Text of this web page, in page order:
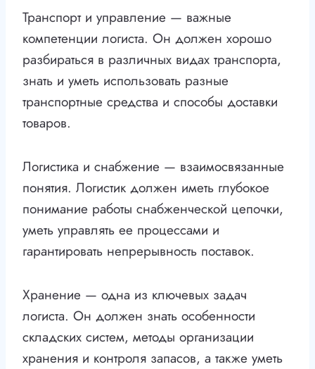
Транспорт и управление — важные
компетенции логиста. Он должен хорошо
разбираться в различных видах транспорта,
знать и уметь использовать разные
транспортные средства и способы доставки
товаров.
Логистика и снабжение — взаимосвязанные
понятия. Логистик должен иметь глубокое
понимание работы снабженческой цепочки,
уметь управлять ее процессами и
гарантировать непрерывность поставок.
Хранение — одна из ключевых задач
логиста. Он должен знать особенности
складских систем, методы организации
хранения и контроля запасов, а также уметь